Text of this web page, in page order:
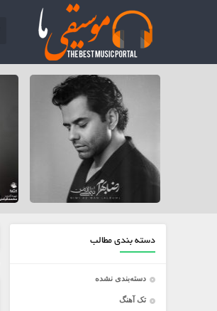
دسته بندی مطالب
دسته‌بندی نشده
تک آهنگ